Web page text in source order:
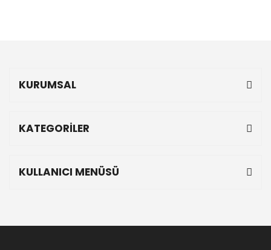
KURUMSAL
KATEGORİLER
KULLANICI MENÜSÜ